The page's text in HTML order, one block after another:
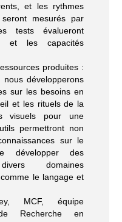
et les rythmes
mesurés par
tests évalueront
et les capacités
produites :
développerons
sur les besoins en
et les rituels de la
visuels pour une
permettront non
sur le
développer des
domaines
le langage et
MCF, équipe
Recherche en